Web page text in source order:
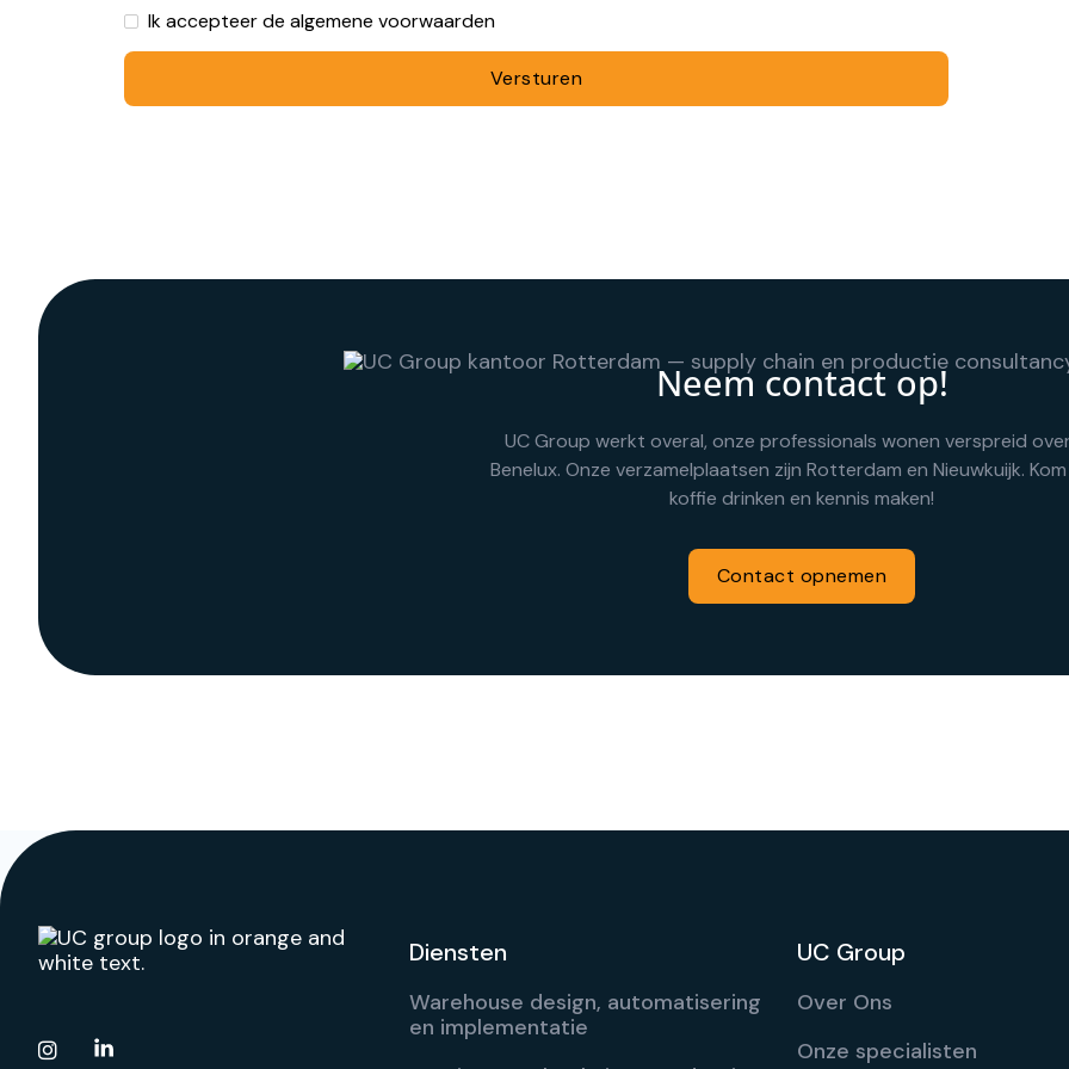
Ik accepteer de algemene voorwaarden
Neem contact op!
UC Group werkt overal, onze professionals wonen verspreid
Benelux. Onze verzamelplaatsen zijn Rotterdam en Nieuwkuijk.
koffie drinken en kennis maken!
Contact opnemen

Diensten
Warehouse design, automatisering
en implementatie
UC Group
Over Ons
Onze specialisten